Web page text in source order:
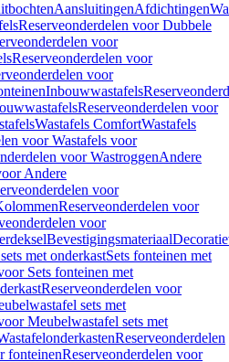
AansluitingenAfdichtingen
Reserveonderdelen voor Dubbele
voor
Reserveonderdelen voor
voor
Inbouwwastafels
Reserveonderdelen voor
Wastafels ComfortWastafels
voor Wastafels voor
voor WastroggenAndere
Andere
voor
Reserveonderdelen voor
voor
Bevestigingsmateriaal
met onderkastSets fonteinen met
Sets fonteinen met
Reserveonderdelen voor
sets met
Meubelwastafel sets met
Reserveonderdelen
fonteinenReserveonderdelen voor